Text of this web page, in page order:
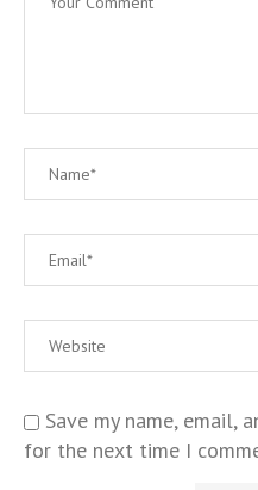
Save my name, email,
for the next time I